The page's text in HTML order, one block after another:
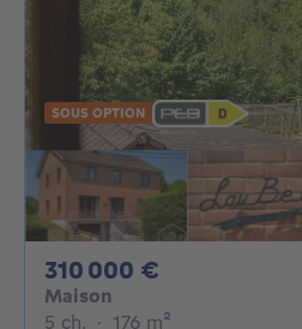
SOUS OPTION
310 000 €
Maison
5 ch. 5 chambres
· 176 m²